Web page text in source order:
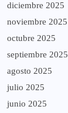
diciembre 2025
noviembre 2025
octubre 2025
septiembre 2025
agosto 2025
julio 2025
junio 2025